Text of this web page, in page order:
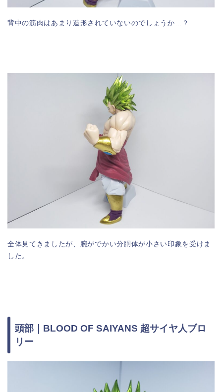
背中の筋肉はあまり造形されていないのでしょうか…？
全体見てきましたが、腕がでかい分胴体が小さい印象を受けま
した。
頭部｜BLOOD OF SAIYANS 超サイヤ人ブロ
リー